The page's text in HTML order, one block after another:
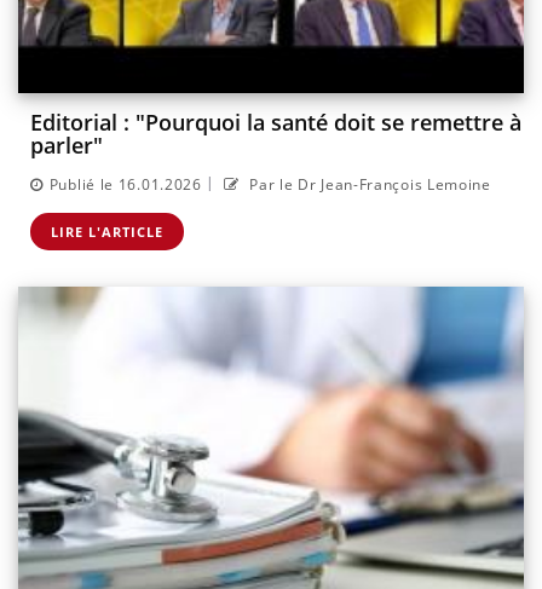
Editorial : "Pourquoi la santé doit se remettre à
parler"
Publié le 16.01.2026 | Par le Dr Jean-François Lemoine
LIRE L'ARTICLE